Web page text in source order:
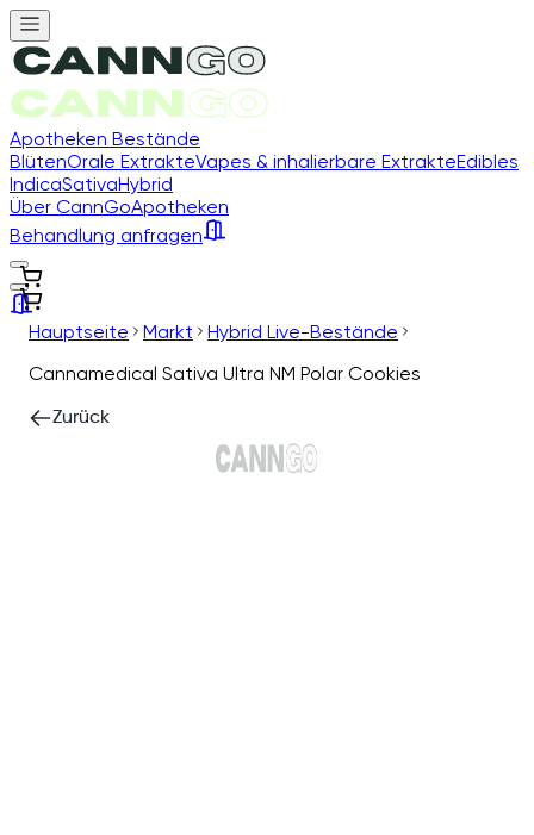
Apotheken Bestände
BlütenOrale ExtrakteVapes & inhalierbare ExtrakteEdibles
IndicaSativaHybrid
Über CannGoApotheken
Behandlung anfragen
Hauptseite Markt
Hybrid Live-Bestände
Cannamedical Sativa Ultra NM Polar Cookies
Zurück